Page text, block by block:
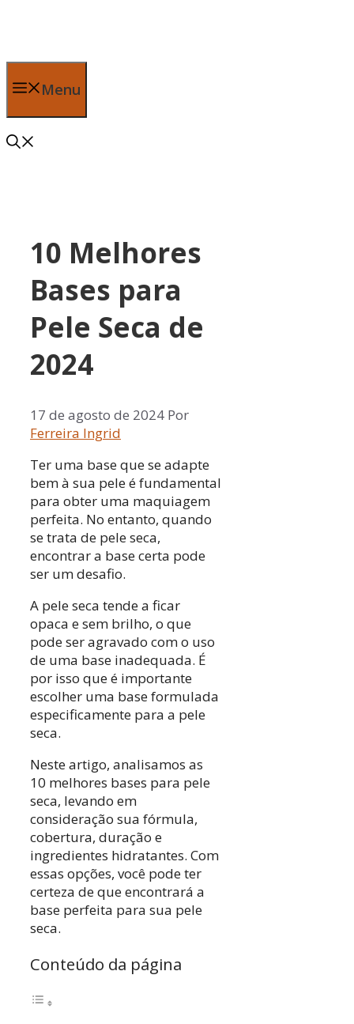
conteúdo
Menu
10 Melhores
Bases para
Pele Seca de
2024
17 de agosto de 2024 Por
Ferreira Ingrid
Ter uma base que se adapte
bem à sua pele é fundamental
para obter uma maquiagem
perfeita. No entanto, quando
se trata de pele seca,
encontrar a base certa pode
ser um desafio.
A pele seca tende a ficar
opaca e sem brilho, o que
pode ser agravado com o uso
de uma base inadequada. É
por isso que é importante
escolher uma base formulada
especificamente para a pele
seca.
Neste artigo, analisamos as
10 melhores bases para pele
seca, levando em
consideração sua fórmula,
cobertura, duração e
ingredientes hidratantes. Com
essas opções, você pode ter
certeza de que encontrará a
base perfeita para sua pele
seca.
Conteúdo da página